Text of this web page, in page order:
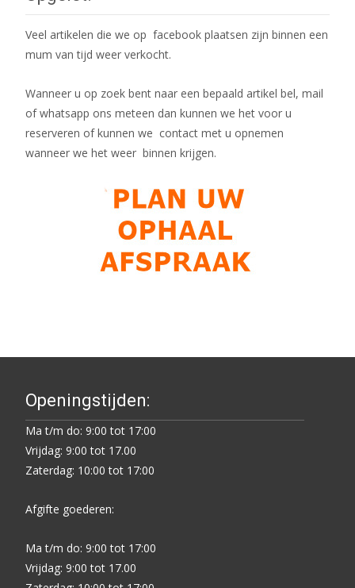
Veel artikelen die we op facebook plaatsen zijn binnen een
mum van tijd weer verkocht.
Wanneer u op zoek bent naar een bepaald artikel bel, mail
of whatsapp ons meteen dan kunnen we het voor u
reserveren of kunnen we contact met u opnemen
wanneer we het weer binnen krijgen.
Openingstijden:
Ma t/m do: 9:00 tot 17:00
Vrijdag: 9:00 tot 17.00
Zaterdag: 10:00 tot 17:00
Afgifte goederen:
Ma t/m do: 9:00 tot 17:00
Vrijdag: 9:00 tot 17.00